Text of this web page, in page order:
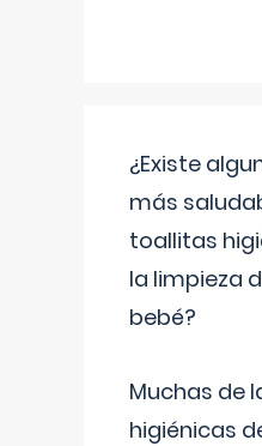
¿Existe
más
toallitas
la limpieza
bebé?
Muchas de
higiénicas